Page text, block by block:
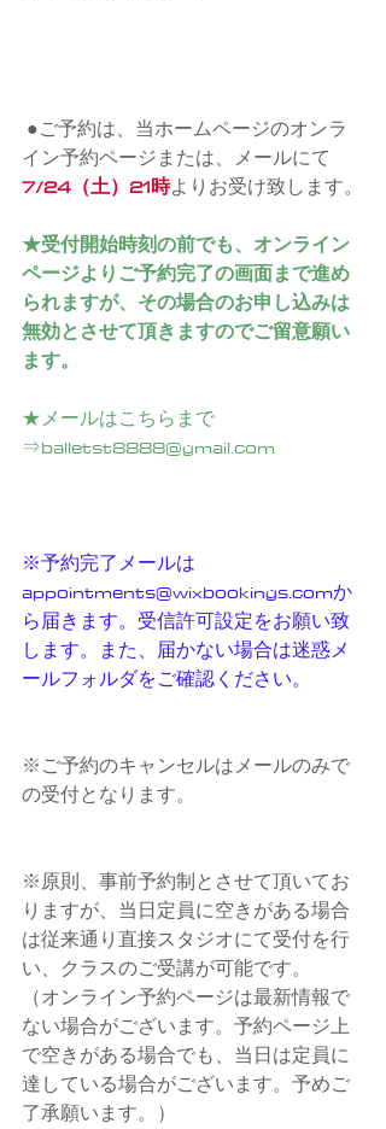
●ご予約は、当ホームページのオンラ
イン予約ページまたは、メールにて
7/24（土）21時よりお受け致します。
★受付開始時刻の前でも、オンライン
ページよりご予約完了の画面まで進め
られますが、その場合のお申し込みは
無効とさせて頂きますのでご留意願い
ます。
★メールはこちらまで
⇒balletst8888@gmail.com
※予約完了メールは
appointments@wixbookings.comか
ら届きます。受信許可設定をお願い致
します。また、届かない場合は迷惑メ
ールフォルダをご確認ください。
※ご予約のキャンセルはメールのみで
の受付となります。
※原則、事前予約制とさせて頂いてお
りますが、当日定員に空きがある場合
は従来通り直接スタジオにて受付を行
い、クラスのご受講が可能です。
（オンライン予約ページは最新情報で
ない場合がございます。予約ページ上
で空きがある場合でも、当日は定員に
達している場合がございます。予めご
了承願います。）